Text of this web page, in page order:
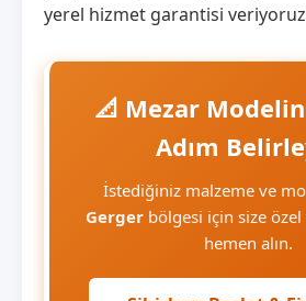
yerel hizmet garantisi
📐 Mezar
Adım
İstediğiniz malzeme ve
Gerger bölgesi için size
hemen alın.